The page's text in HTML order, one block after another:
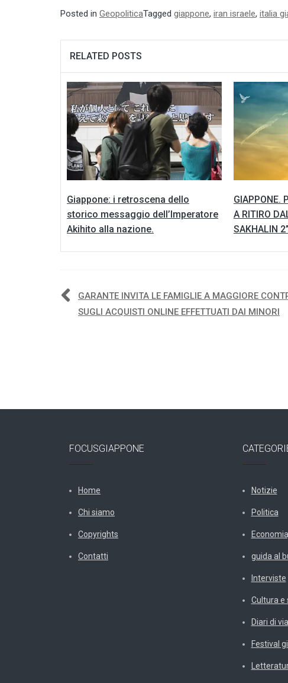
Posted in GeopoliticaTagged giappone, iran israele, italia
RELATED POSTS
Giappone: i retroscena dello
storico messaggio dell’Imperatore
Akihito alla nazione.
GIAPPONE.
A RITIRO
SAKHALIN 2”
Navigazione
GARANTE INVITA LE FAMIGLIE A MAGGIORE
SUGLI ACQUISTI ONLINE EFFETTUATI DAI MINORI
FOCUSGIAPPONE
Home
Chi siamo
Copyrights
Contatti
Notizie
Politica
guida al
Interviste
Cultura e
Diari di
Festival